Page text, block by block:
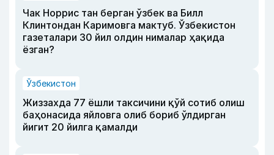
Чак Норрис тан берган ўзбек ва Билл
Клинтондан Каримовга мактуб. Ўзбекистон
газеталари 30 йил олдин нималар ҳақида
ёзган?
Ўзбекистон
Жиззахда 77 ёшли таксичини қўй сотиб олиш
баҳонасида яйловга олиб бориб ўлдирган
йигит 20 йилга қамалди